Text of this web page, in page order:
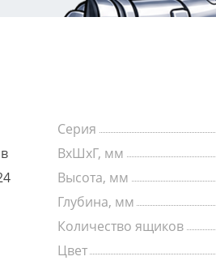
Серия
ВхШхГ, мм
Высота, мм
Глубина, мм
Количество ящиков
Цвет